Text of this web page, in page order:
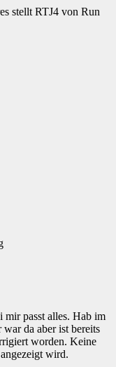
stellt RTJ4 von Run
passt alles. Hab im
da aber ist bereits
worden. Keine
wird.